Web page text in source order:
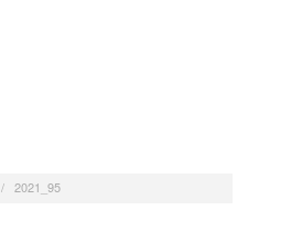
/ 2021_95